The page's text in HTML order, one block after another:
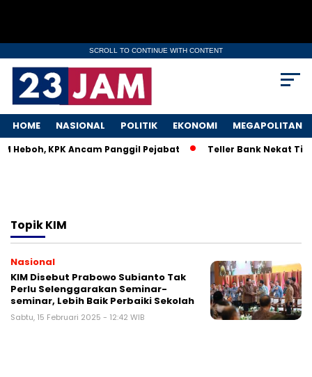
SCROLL TO CONTINUE WITH CONTENT
HOME NASIONAL POLITIK EKONOMI MEGAPOLITAN
Heboh, KPK Ancam Panggil Pejabat Teller Bank Nekat
TopikKIM
Nasional
KIM Disebut Prabowo Subianto Tak
Perlu Selenggarakan Seminar-
seminar, Lebih Baik Perbaiki Sekolah
Sabtu, 15 Februari 2025 - 12:42 WIB